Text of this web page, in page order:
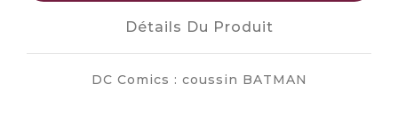
Détails Du Produit
DC Comics : coussin BATMAN